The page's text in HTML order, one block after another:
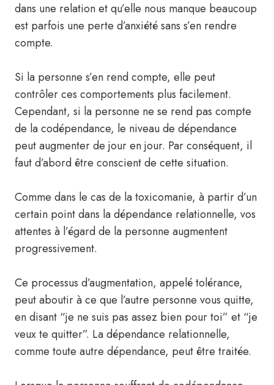
dans une relation et qu’elle nous manque beaucoup
est parfois une perte d’anxiété sans s’en rendre
compte.
Si la personne s’en rend compte, elle peut
contrôler ces comportements plus facilement.
Cependant, si la personne ne se rend pas compte
de la codépendance, le niveau de dépendance
peut augmenter de jour en jour. Par conséquent, il
faut d’abord être conscient de cette situation.
Comme dans le cas de la toxicomanie, à partir d’un
certain point dans la dépendance relationnelle, vos
attentes à l’égard de la personne augmentent
progressivement.
Ce processus d’augmentation, appelé tolérance,
peut aboutir à ce que l’autre personne vous quitte,
en disant “je ne suis pas assez bien pour toi” et “je
veux te quitter”. La dépendance relationnelle,
comme toute autre dépendance, peut être traitée.